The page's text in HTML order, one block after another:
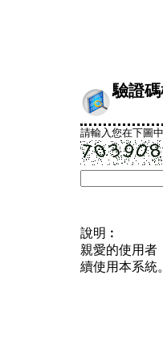
驗證
請輸入您在下圖
說明︰
親愛的使用者
續使用本系統